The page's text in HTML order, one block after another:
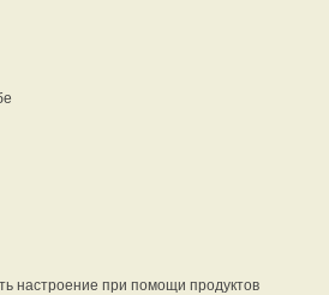
настроение при помощи продуктов